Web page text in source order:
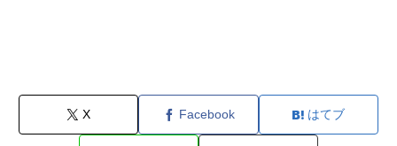
X Facebook はてブ